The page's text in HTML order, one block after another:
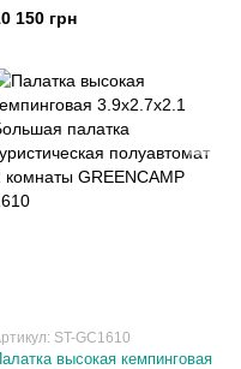
москитной сеткой
GREENCAMP 10
150 грн
ST-GC1610
высокая кемпинговая